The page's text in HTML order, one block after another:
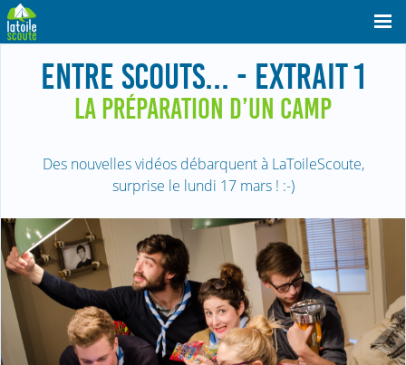
ENTRE SCOUTS... - EXTRAIT 1
LA PRÉPARATION D’UN CAMP
Des nouvelles vidéos débarquent à LaToileScoute,
surprise le lundi 17 mars ! :-)